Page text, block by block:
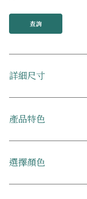
查詢
詳細尺寸
產品特色
選擇顏色